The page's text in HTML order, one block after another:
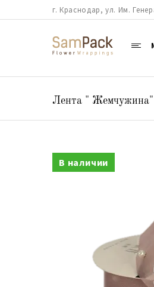
г. Краснодар, ул. Им.
Лента " Жемчужина"
В наличии